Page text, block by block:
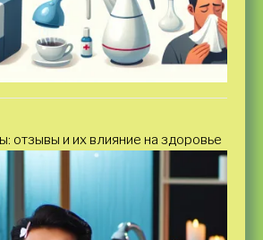
отзывы и их влияние на здоровье